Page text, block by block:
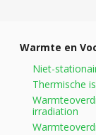
Warmte en
Niet-
Thermische
irradiation